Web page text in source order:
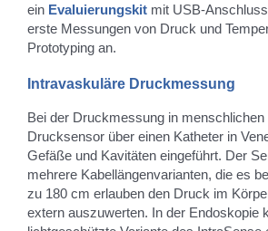
ein Evaluierungskitmit USB-
erste Messungen von Druck und
Prototyping an.
Intravaskuläre Druckmessung
Bei der Druckmessung in
Drucksensor über einen Katheter in
Gefäße und Kavitäten eingeführt. Der
mehrere Kabellängenvarianten, die es
zu 180 cm erlauben den Druck im
extern auszuwerten. In der Endoskopie